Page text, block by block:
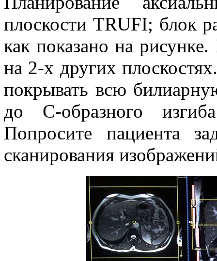
плоскости TRUFI; блок
как показано на
на 2-х других
покрывать всю
до С-образного
Попросите пациента
сканирования